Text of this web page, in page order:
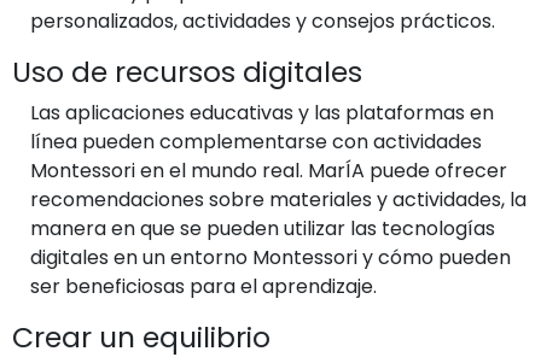
personalizados, actividades y consejos prácticos.
Uso de recursos digitales
Las aplicaciones educativas y las plataformas en
línea pueden complementarse con actividades
Montessori en el mundo real. MarÍA puede ofrecer
recomendaciones sobre materiales y actividades, la
manera en que se pueden utilizar las tecnologías
digitales en un entorno Montessori y cómo pueden
ser beneficiosas para el aprendizaje.
Crear un equilibrio